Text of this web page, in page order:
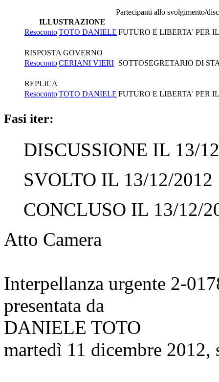
Partecipanti allo svolgimento/
ILLUSTRAZIONE
ResocontoTOTO DANIELE FUTURO E LIBERTA' PER
RISPOSTA GOVERNO
ResocontoCERIANI VIERI SOTTOSEGRETARIO DI
REPLICA
ResocontoTOTO DANIELE FUTURO E LIBERTA' PER
Fasi iter:
DISCUSSIONE IL 13/
SVOLTO IL 13/12/2012
CONCLUSO IL 13/12/
Atto Camera
Interpellanza urgente 2-
presentata da
DANIELE TOTO
martedì 11 dicembre 2012,